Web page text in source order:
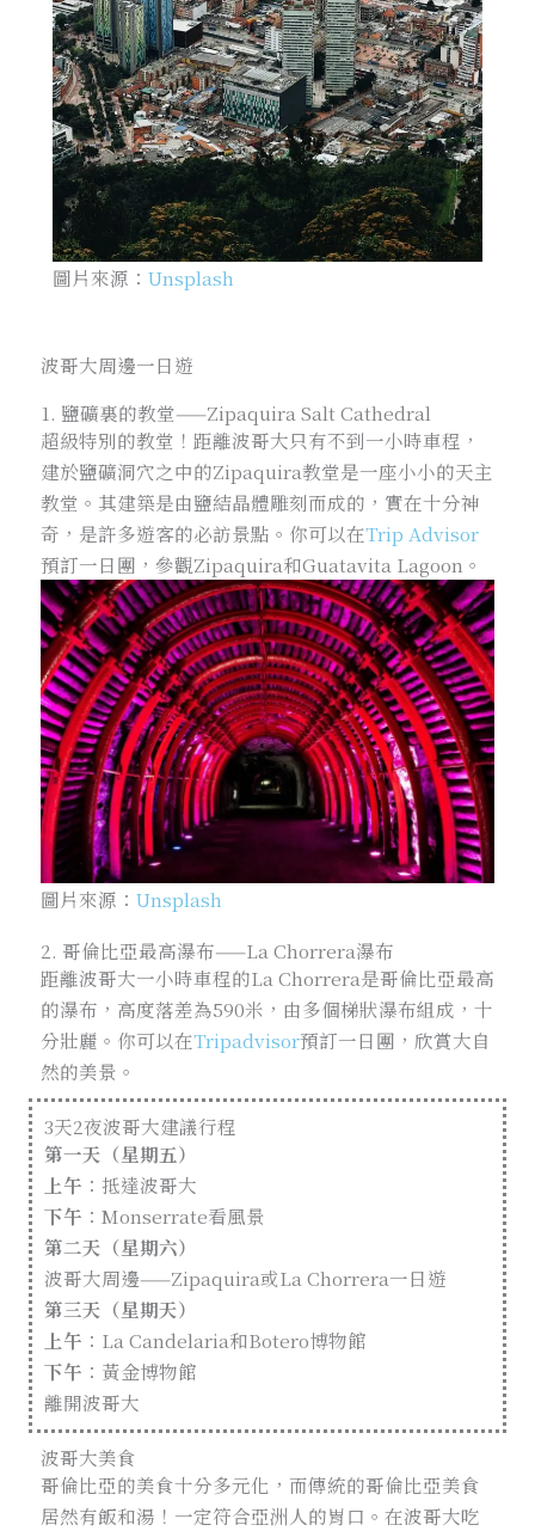
圖片來源： Unsplash
波哥大周邊一日遊
1. 鹽礦裏的教堂——Zipaquira Salt Cathedral
超級特別的教堂！距離波哥大只有不到一小時車程，
建於鹽礦洞穴之中的Zipaquira教堂是一座小小的天主
教堂。其建築是由鹽結晶體雕刻而成的，實在十分神
奇，是許多遊客的必訪景點。你可以在Trip Advisor
預訂一日團，參觀Zipaquira和Guatavita Lagoon。
圖片來源： Unsplash
2. 哥倫比亞最高瀑布——La Chorrera瀑布
距離波哥大一小時車程的La Chorrera是哥倫比亞最高
的瀑布，高度落差為590米，由多個梯狀瀑布組成，十
分壯麗。你可以在Tripadvisor預訂一日團，欣賞大自
然的美景。
3天2夜波哥大建議行程
第一天（星期五）
上午 ：抵達波哥大
下午 ：Monserrate看風景
第二天（星期六）
波哥大周邊——Zipaquira或La Chorrera一日遊
第三天（星期天）
上午 ：La Candelaria和Botero博物館
下午 ：黃金博物館
離開波哥大
波哥大美食
哥倫比亞的美食十分多元化，而傳統的哥倫比亞美食
居然有飯和湯！一定符合亞洲人的胃口。在波哥大吃